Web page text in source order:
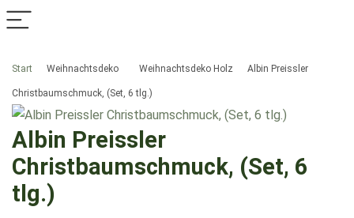
Start Weihnachtsdeko Weihnachtsdeko Holz Albin Preissler
Christbaumschmuck, (Set, 6 tlg.)
Albin Preissler
Christbaumschmuck, (Set, 6
tlg.)